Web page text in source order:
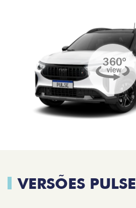
VERSÕES PULSE